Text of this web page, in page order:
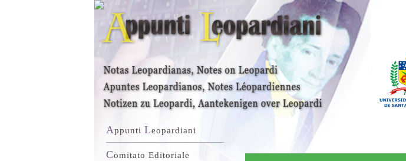
Appunti Leopardiani
Comitato Editoriale